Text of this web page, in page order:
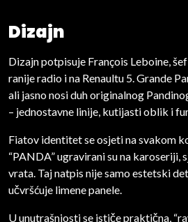
Dizajn
Dizajn potpisuje François Leboine,
ranije radio i na Renaultu 5. Grande
ali jasno nosi duh originalnog
– jednostavne linije, kutijasti oblik i
Fiatov identitet se osjeti na svakom
“PANDA” ugravirani su na karoseriji,
vrata. Taj natpis nije samo estetski
učvršćuje limene panele.
U unutrašnjosti se ističe praktična,